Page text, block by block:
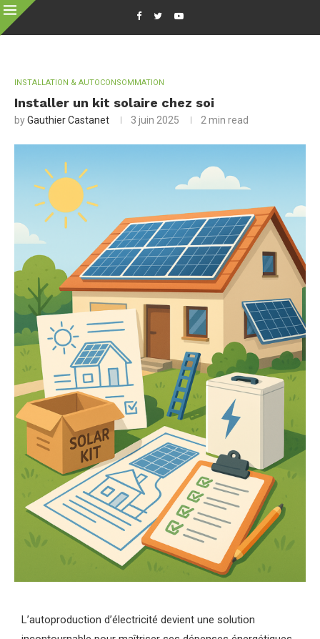
INSTALLATION & AUTOCONSOMMATION
Installer un kit solaire chez soi
byGauthier Castanet 3 juin 2025 2 min read
L’autoproduction d’électricité devient une solution